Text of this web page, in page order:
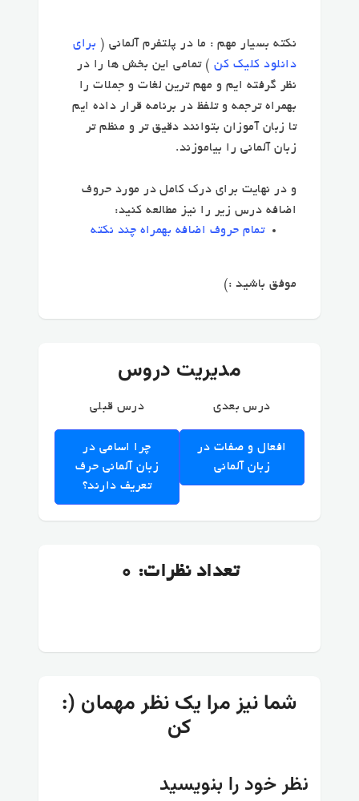
نکته بسیار مهم: ما در پلتفرم آلمانی ( برای
دانلود کلیک کن) تمامی این بخش ها را در
نظر گرفته ایم و مهم ترین لغات و جملات را
بهمراه ترجمه و تلفظ در برنامه قرار داده ایم
تا زبان آموزان بتوانند دقیق تر و منظم تر
زبان آلمانی را بیاموزند.
و در نهایت برای درک کامل در مورد حروف
اضافه درس زیر را نیز مطالعه کنید:
تمام حروف اضافه بهمراه چند نکته
موفق باشید :‌)
مدیریت دروس
درس قبلی
چرا اسامی در
زبان آلمانی حرف
تعریف دارند؟
درس بعدی
افعال و صفات در
زبان آلمانی
تعداد نظرات: 0
:) شما نیز مرا یک نظر مهمان
کن
نظر خود را بنویسید